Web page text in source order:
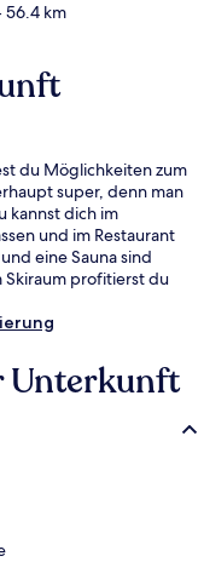
56.4 km
du Möglichkeiten zum
super, denn man
kannst dich im
und im Restaurant
eine Sauna sind
Skiraum profitierst du
Unterkunft